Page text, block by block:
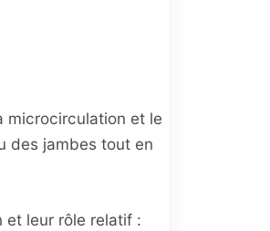
microcirculation et le
des jambes tout en
et leur rôle relatif :